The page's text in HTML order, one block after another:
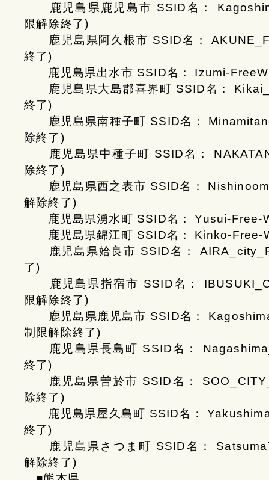
鹿児島県鹿児島市 SSID名：
限解除終了)
鹿児島県阿久根市 SSID名：
終了)
鹿児島県出水市 SSID名： Izumi-
鹿児島県大島郡喜界町 SSID名：
終了)
鹿児島県南種子町 SSID名：
除終了)
鹿児島県中種子町 SSID名：
除終了)
鹿児島県西之表市 SSID名：
解除終了)
鹿児島県湧水町 SSID名： Yusui-Free-
鹿児島県錦江町 SSID名： Kinko-Free-
鹿児島県姶良市 SSID名：
了)
鹿児島県指宿市 SSID名：
限解除終了)
鹿児島県鹿児島市 SSID名：
制限解除終了)
鹿児島県長島町 SSID名：
終了)
鹿児島県曽於市 SSID名：
除終了)
鹿児島県屋久島町 SSID名：
終了)
鹿児島県さつま町 SSID名：
解除終了)